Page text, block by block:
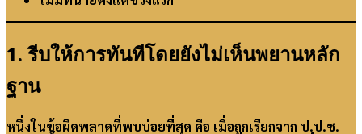
1. รีบให้การทันทีโดยยังไม่เห็นพยานหลัก
ฐาน
หนึ่งในข้อผิดพลาดที่พบบ่อยที่สุด คือ เมื่อถูกเรียกจาก ป.ป.ช.